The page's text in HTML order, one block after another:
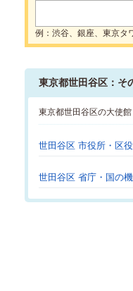
例：渋谷、銀座、東京タ
東京都世田谷区：そ
東京都世田谷区の大使
世田谷区 市役所・区
世田谷区 省庁・国の